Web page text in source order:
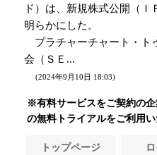
ド）は、新規株式公開（
明らかにした。
プラチャーチャート・ト
会（ＳＥ...
(2024年9月10日 18:03)
※有料サービスをご契約の
の無料トライアルをご利用い
トップページ